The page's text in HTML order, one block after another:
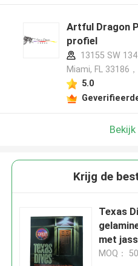
Artful Dragon
profiel
13155 SW
Miami, FL 33186
5.0
Krijg de
Texas
met
MOQ：